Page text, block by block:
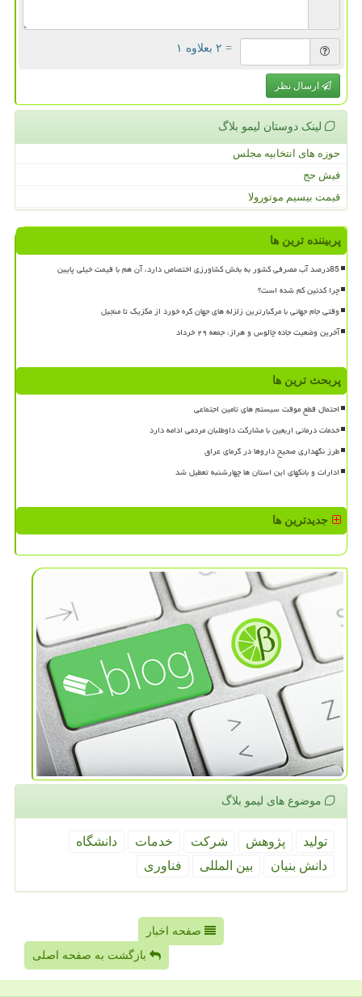
= ۲ بعلاوه ۱
ارسال نظر
لینک دوستان لیمو بلاگ
حوزه های انتخابیه مجلس
فیش حج
قیمت بیسیم موتورولا
پربیننده ترین ها
85درصد آب مصرفی کشور به بخش کشاورزی اختصاص دارد، آن هم با قیمت خیلی پایین
چرا کدئین کم شده است؟
وقتی جام جهانی با مرگبارترین زلزله های جهان گره خورد از مکزیک تا منجیل
آخرین وضعیت جاده چالوس و هراز، جمعه ۲۹ خرداد
پربحث ترین ها
احتمال قطع موقت سیستم های تامین اجتماعی
خدمات درمانی اربعین با مشارکت داوطلبان مردمی ادامه دارد
طرز نگهداری صحیح داروها در گرمای عراق
ادارات و بانکهای این استان ها چهارشنبه تعطیل شد
جدیدترین ها
موضوع های لیمو بلاگ
تولید پژوهش شركت خدمات
دانشگاه
دانش بنیان
بین المللی فناوری
صفحه اخبار
بازگشت به صفحه اصلی